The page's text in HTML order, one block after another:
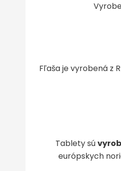
Fľaša je vyrobená z
Tablety sú
európskych